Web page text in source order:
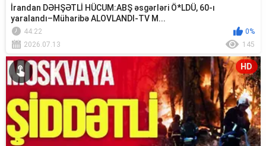
İrandan DƏHŞƏTLİ HÜCUM:ABŞ əsgərləri Ö*LDÜ, 60-ı
yaralandı–Müharibə ALOVLANDI-TV M...
44:22
0%
2026.07.13
145
HD